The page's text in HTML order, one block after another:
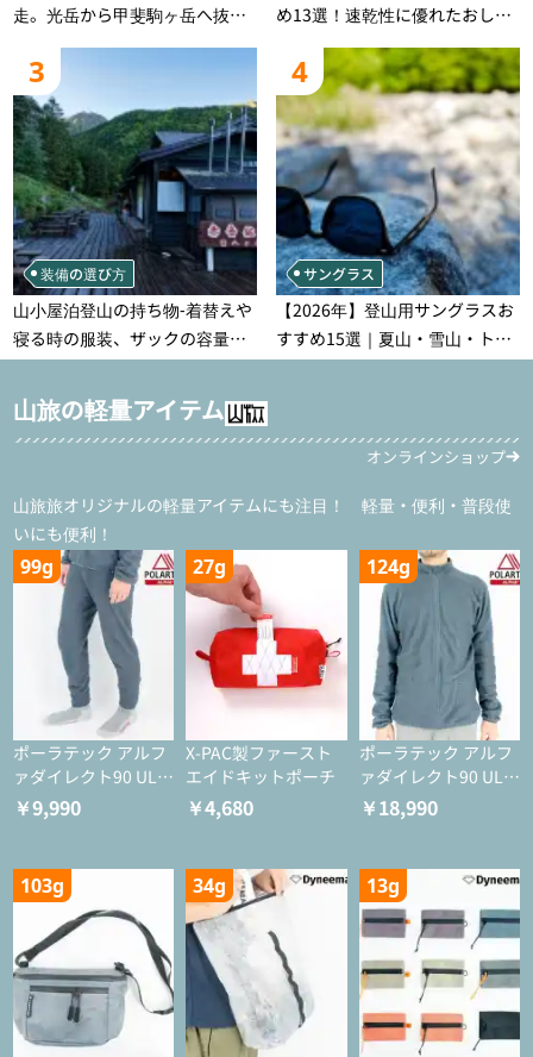
走。光岳から甲斐駒ヶ岳へ抜け
る登山の記録
め13選！速乾性に優れたおしゃ
れなモデルを徹底紹介！
3
装備の選び方
山小屋泊登山の持ち物‐着替えや
寝る時の服装、ザックの容量な
どを徹底紹介！1泊2日、2泊3日
用のリスト付き
4
サングラス
【2026年】登山用サングラスお
すすめ15選｜夏山・雪山・トレ
ラン別、シーンで選ぶ失敗しな
山旅の軽量アイテム
オンラインショップ
山旅旅オリジナルの軽量アイテムにも注目！ 軽量・便利・普段使
いにも便利！
99g
ポーラテック アルフ
ァダイレクト90 ULタ
イツ
￥9,990
27g
X-PAC製ファースト
エイドキットポーチ
￥4,680
124g
ポーラテック アルフ
ァダイレクト90 ULジ
ャケット
￥18,990
103g 34g 13g